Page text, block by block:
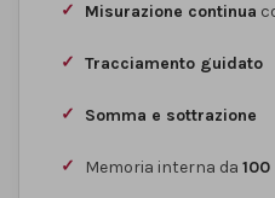
Misurazione continua
Tracciamento guidato
Somma e sottrazione
Memoria interna da